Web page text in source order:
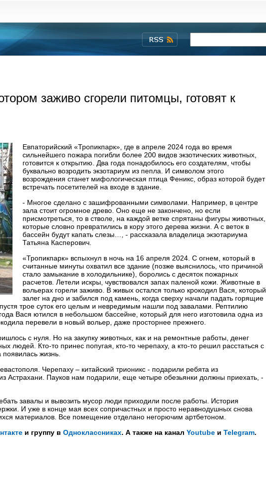
заживо сгорели питомцы, готовят к
Евпаторийский «Тропикпарк», где в апреле 2024 года во время
сильнейшего пожара погибли более 200 видов экзотических животных,
готовится к открытию. Два года понадобилось его создателям, чтобы
буквально возродить экзотариум из пепла. И символом этого
возрождения станет мифологическая птица Феникс, образ которой будет
встречать посетителей на входе в здание.
- Многое сделано с зашифрованными символами. Например, в центре
зала стоит огромное древо. Оно еще не закончено, но если
присмотреться, то в стволе, на каждой ветке спрятаны фигуры животных,
которые словно превратились в кору этого дерева жизни. А с веток в
бассейн будут капать слезы…, - рассказала владелица экзотариума
Татьяна Касперович.
«Тропикпарк» вспыхнул в ночь на 16 апреля 2024. С огнем, который в
считанные минуты охватил все здание (позже выяснилось, что причиной
стало замыкание в холодильнике), боролись с десяток пожарных
расчетов. Летели искры, чувствовался запах паленой кожи. Животные в
вольерах горели заживо. В живых остался только крокодил Вася, который
залег на дно и забился под камень, когда сверху начали падать горящие
трое суток его целым и невредимым нашли под завалами. Рептилию
Вася ютился в небольшом бассейне, который для него изготовила одна из
перевели в новый вольер, даже просторнее прежнего.
с нуля. Но на закупку животных, как и на ремонтные работы, денег
Кто-то принес попугая, кто-то черепаху, а кто-то решил расстаться с
жизнь.
Черепаху – китайский трионикс - подарили ребята из
Астрахани. Пауков нам подарили, еще четыре обезьянки должны приехать, -
завалы и вывозить мусор люди приходили после работы. История
И уже в конце мая всех сопричастных и просто неравнодушных снова
материалов. Все помещение отделано негорючим артбетоном.
и группу в Одноклассниках. А также на канал Youtube и Telegram.